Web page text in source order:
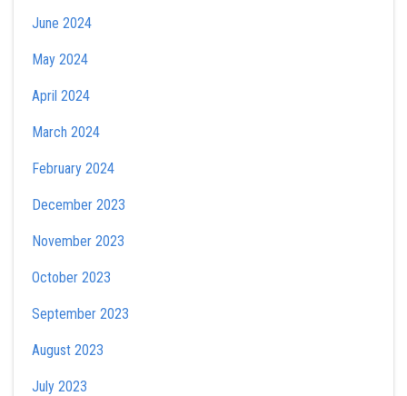
June 2024
May 2024
April 2024
March 2024
February 2024
December 2023
November 2023
October 2023
September 2023
August 2023
July 2023